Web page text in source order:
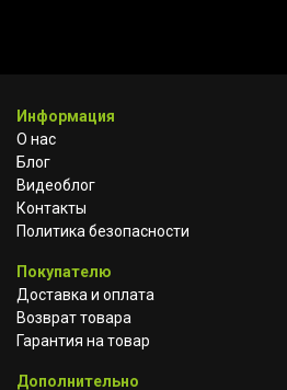
Информация
О нас
Блог
Видеоблог
Контакты
Политика безопасности
Покупателю
Доставка и оплата
Возврат товара
Гарантия на товар
Дополнительно